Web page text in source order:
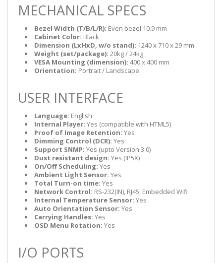
MECHANICAL SPECS
Bezel Width (T/B/L/R): Even bezel 10.9 mm
Cabinet Color: Black
Dimension (LxHxD, w/o stand): 1240 x 710 x 29 mm
Weight (set/package): 20kg / 24kg
VESA Mounting (dimension): 400 x 400 mm
Orientation: Portrait / Landscape
USER INTERFACE
Language: English
Internal Player: Yes (compatible with HTML5)
Proof of Image Retention: Yes
Dimming Control (DCR): Yes
Support SNMP: Yes (upto Version 3.0)
Dust resistant design: Yes (IP5X)
On/Off Scheduling: Yes
Ambient Light Sensor: Yes
Total Turn-on time: Yes
Network Control: RS-232(IN), RJ45, Embedded Wifi
Internal Temperature Sensor: Yes
Auto Orientation Sensor: Yes
Carrying Handles: Yes
OSD Menu Rotation: Yes
I/O PORTS